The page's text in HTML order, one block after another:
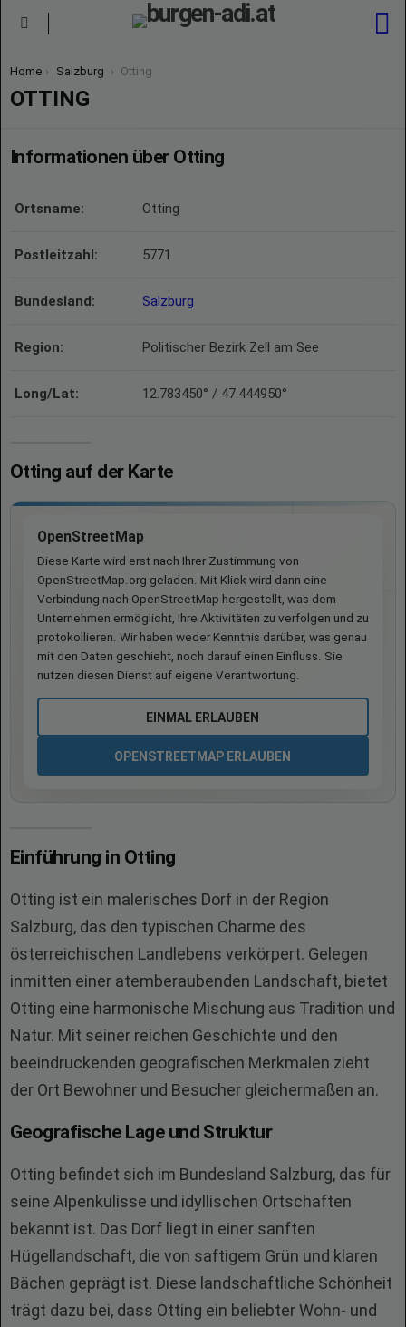
You are here:
Home Salzburg Otting
OTTING
Informationen über Otting
Ortsname: Otting
Postleitzahl: 5771
Bundesland: Salzburg
Region: Politischer Bezirk Zell am See
Long/Lat: 12.783450° / 47.444950°
Otting auf der Karte
OpenStreetMap
Diese Karte wird erst nach Ihrer Zustimmung von
OpenStreetMap.org geladen. Mit Klick wird dann eine
Verbindung nach OpenStreetMap hergestellt, was dem
Unternehmen ermöglicht, Ihre Aktivitäten zu verfolgen und zu
protokollieren. Wir haben weder Kenntnis darüber, was genau
mit den Daten geschieht, noch darauf einen Einfluss. Sie
nutzen diesen Dienst auf eigene Verantwortung.
EINMAL ERLAUBEN
OPENSTREETMAP ERLAUBEN
Einführung in Otting
Otting ist ein malerisches Dorf in der Region
Salzburg, das den typischen Charme des
österreichischen Landlebens verkörpert. Gelegen
inmitten einer atemberaubenden Landschaft, bietet
Otting eine harmonische Mischung aus Tradition und
Natur. Mit seiner reichen Geschichte und den
beeindruckenden geografischen Merkmalen zieht
der Ort Bewohner und Besucher gleichermaßen an.
Geografische Lage und Struktur
Otting befindet sich im Bundesland Salzburg, das für
seine Alpenkulisse und idyllischen Ortschaften
bekannt ist. Das Dorf liegt in einer sanften
Hügellandschaft, die von saftigem Grün und klaren
Bächen geprägt ist. Diese landschaftliche Schönheit
trägt dazu bei, dass Otting ein beliebter Wohn- und